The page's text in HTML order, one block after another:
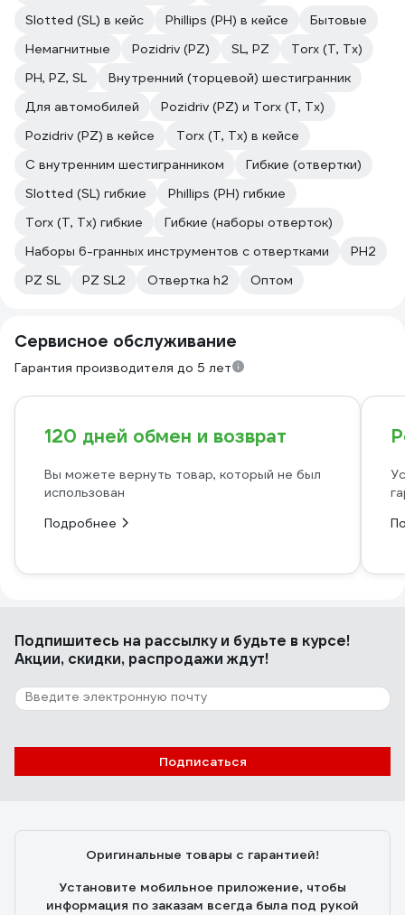
Slotted (SL) в кейс
Phillips (PH) в кейсе
Бытовые
Немагнитные
Pozidriv (PZ) SL, PZ
Torx (T, Tx)
PH, PZ, SL
Внутренний (торцевой) шестигранник
Для автомобилей
Pozidriv (PZ) и Torx (T, Tx)
Pozidriv (PZ) в кейсе
Torx (T, Tx) в кейсе
С внутренним шестигранником
Гибкие (отвертки)
Slotted (SL) гибкие
Phillips (PH) гибкие
Torx (T, Tx) гибкие
Гибкие (наборы отверток)
Наборы 6-гранных инструментов с отвертками
PH2
PZ SL
PZ SL2 Отвертка h2 Оптом
Сервисное обслуживание
Гарантия производителя до 5 лет
120 дней обмен и возврат
Вы можете вернуть товар, который не был
использован
Подробнее
Подпишитесь на рассылкуи будьте в курсе!
Акции, скидки, распродажи ждут!
Подписаться
Оригинальные товары с гарантией!
Установите мобильное приложение, чтобы
информация по заказам всегда была под рукой